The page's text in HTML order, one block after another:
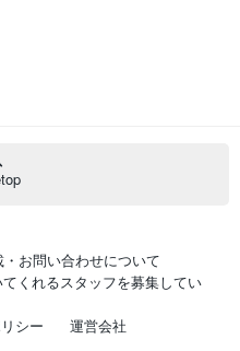
・お問い合わせについて
くれるスタッフを募集してい
シー 運営会社